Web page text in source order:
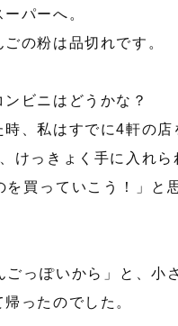
パーへ。
の粉は品切れです。
ビニはどうかな？
、私はすでに4軒の店
けっきょく手に入れら
を買っていこう！」と
っぽいから」と、小
ったのでした。